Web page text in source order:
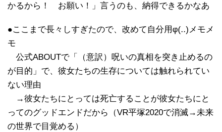
かるから！ お願い！」言うのも、納得できるかなあ
●ここまで長々しすぎたので、改めて自分用φ(..)メモメ
モ
公式ABOUTで「（意訳）呪いの真相を突き止めるの
が目的」で、彼女たちの生存については触れられてい
ない理由
→彼女たちにとっては死亡することが彼女たちにと
ってのグッドエンドだから（VR平塚2020で消滅→未来
の世界で目覚める）